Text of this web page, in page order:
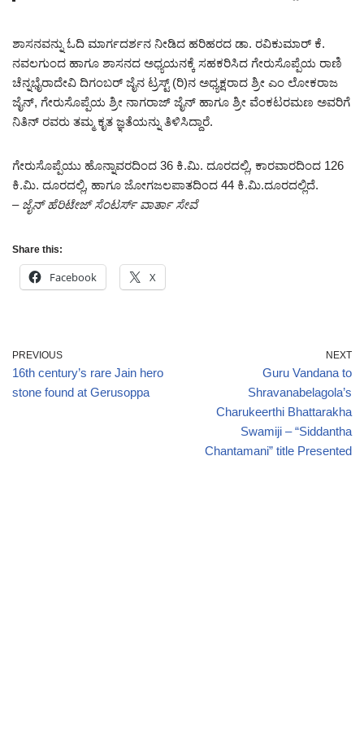
ಶಾಸನವನ್ನು ಓದಿ ಮಾರ್ಗದರ್ಶನ ನೀಡಿದ ಹರಿಹರದ ಡಾ. ರವಿಕುಮಾರ್ ಕೆ.
ನವಲಗುಂದ ಹಾಗೂ ಶಾಸನದ ಅಧ್ಯಯನಕ್ಕೆ ಸಹಕರಿಸಿದ ಗೇರುಸೊಪ್ಪೆಯ ರಾಣಿ
ಚೆನ್ನಭೈರಾದೇವಿ ದಿಗಂಬರ್ ಜೈನ ಟ್ರಸ್ಟ್ (ರಿ)ನ ಅಧ್ಯಕ್ಷರಾದ ಶ್ರೀ ಎಂ ಲೋಕರಾಜ
ಜೈನ್, ಗೇರುಸೊಪ್ಪೆಯ ಶ್ರೀ ನಾಗರಾಜ್ ಜೈನ್ ಹಾಗೂ ಶ್ರೀ ವೆಂಕಟರಮಣ ಅವರಿಗೆ
ನಿತಿನ್ ರವರು ತಮ್ಮ ಕೃತ ಜ್ಞತೆಯನ್ನು ತಿಳಿಸಿದ್ದಾರೆ.
ಗೇರುಸೊಪ್ಪೆಯು ಹೊನ್ನಾವರದಿಂದ 36 ಕಿ.ಮಿ. ದೂರದಲ್ಲಿ, ಕಾರವಾರದಿಂದ 126
ಕಿ.ಮಿ. ದೂರದಲ್ಲಿ, ಹಾಗೂ ಜೋಗಜಲಪಾತದಿಂದ 44 ಕಿ.ಮಿ.ದೂರದಲ್ಲಿದೆ.
– ಜೈನ್ ಹೆರಿಟೇಜ್ ಸೆಂಟರ್ಸ್ ವಾರ್ತಾ ಸೇವೆ
Share this:
Facebook X
PREVIOUS
16th century’s rare Jain hero
stone found at Gerusoppa
NEXT
Guru Vandana to
Shravanabelagola’s
Charukeerthi Bhattarakha
Swamiji – “Siddantha
Chantamani” title Presented